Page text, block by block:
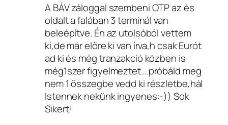
A BÁV záloggal szembeni OTP az és
oldalt a falában 3 terminál van
beleépítve. Én az utolsóból vettem
ki,de már előre ki van írva,h csak Eurót
ad ki és még tranzakció közben is
még1szer figyelmeztet….próbáld meg
nem 1 összegbe vedd ki részletbe,hál
Istennek nekünk ingyenes:-)) Sok
Sikert!